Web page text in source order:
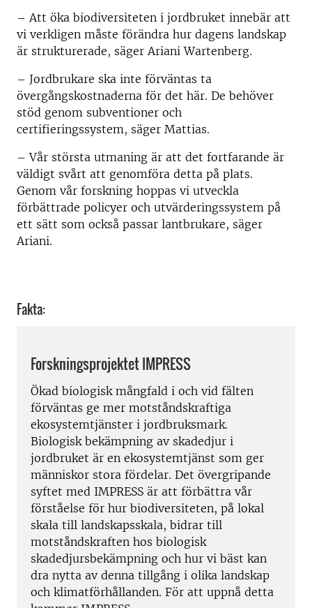
– Att öka biodiversiteten i jordbruket innebär att
vi verkligen måste förändra hur dagens landskap
är strukturerade, säger Ariani Wartenberg.
– Jordbrukare ska inte förväntas ta
övergångskostnaderna för det här. De behöver
stöd genom subventioner och
certifieringssystem, säger Mattias.
– Vår största utmaning är att det fortfarande är
väldigt svårt att genomföra detta på plats.
Genom vår forskning hoppas vi utveckla
förbättrade policyer och utvärderingssystem på
ett sätt som också passar lantbrukare, säger
Ariani.
Fakta:
Forskningsprojektet IMPRESS
Ökad biologisk mångfald i och vid fälten
förväntas ge mer motståndskraftiga
ekosystemtjänster i jordbruksmark.
Biologisk bekämpning av skadedjur i
jordbruket är en ekosystemtjänst som ger
människor stora fördelar. Det övergripande
syftet med IMPRESS är att förbättra vår
förståelse för hur biodiversiteten, på lokal
skala till landskapsskala, bidrar till
motståndskraften hos biologisk
skadedjursbekämpning och hur vi bäst kan
dra nytta av denna tillgång i olika landskap
och klimatförhållanden. För att uppnå detta